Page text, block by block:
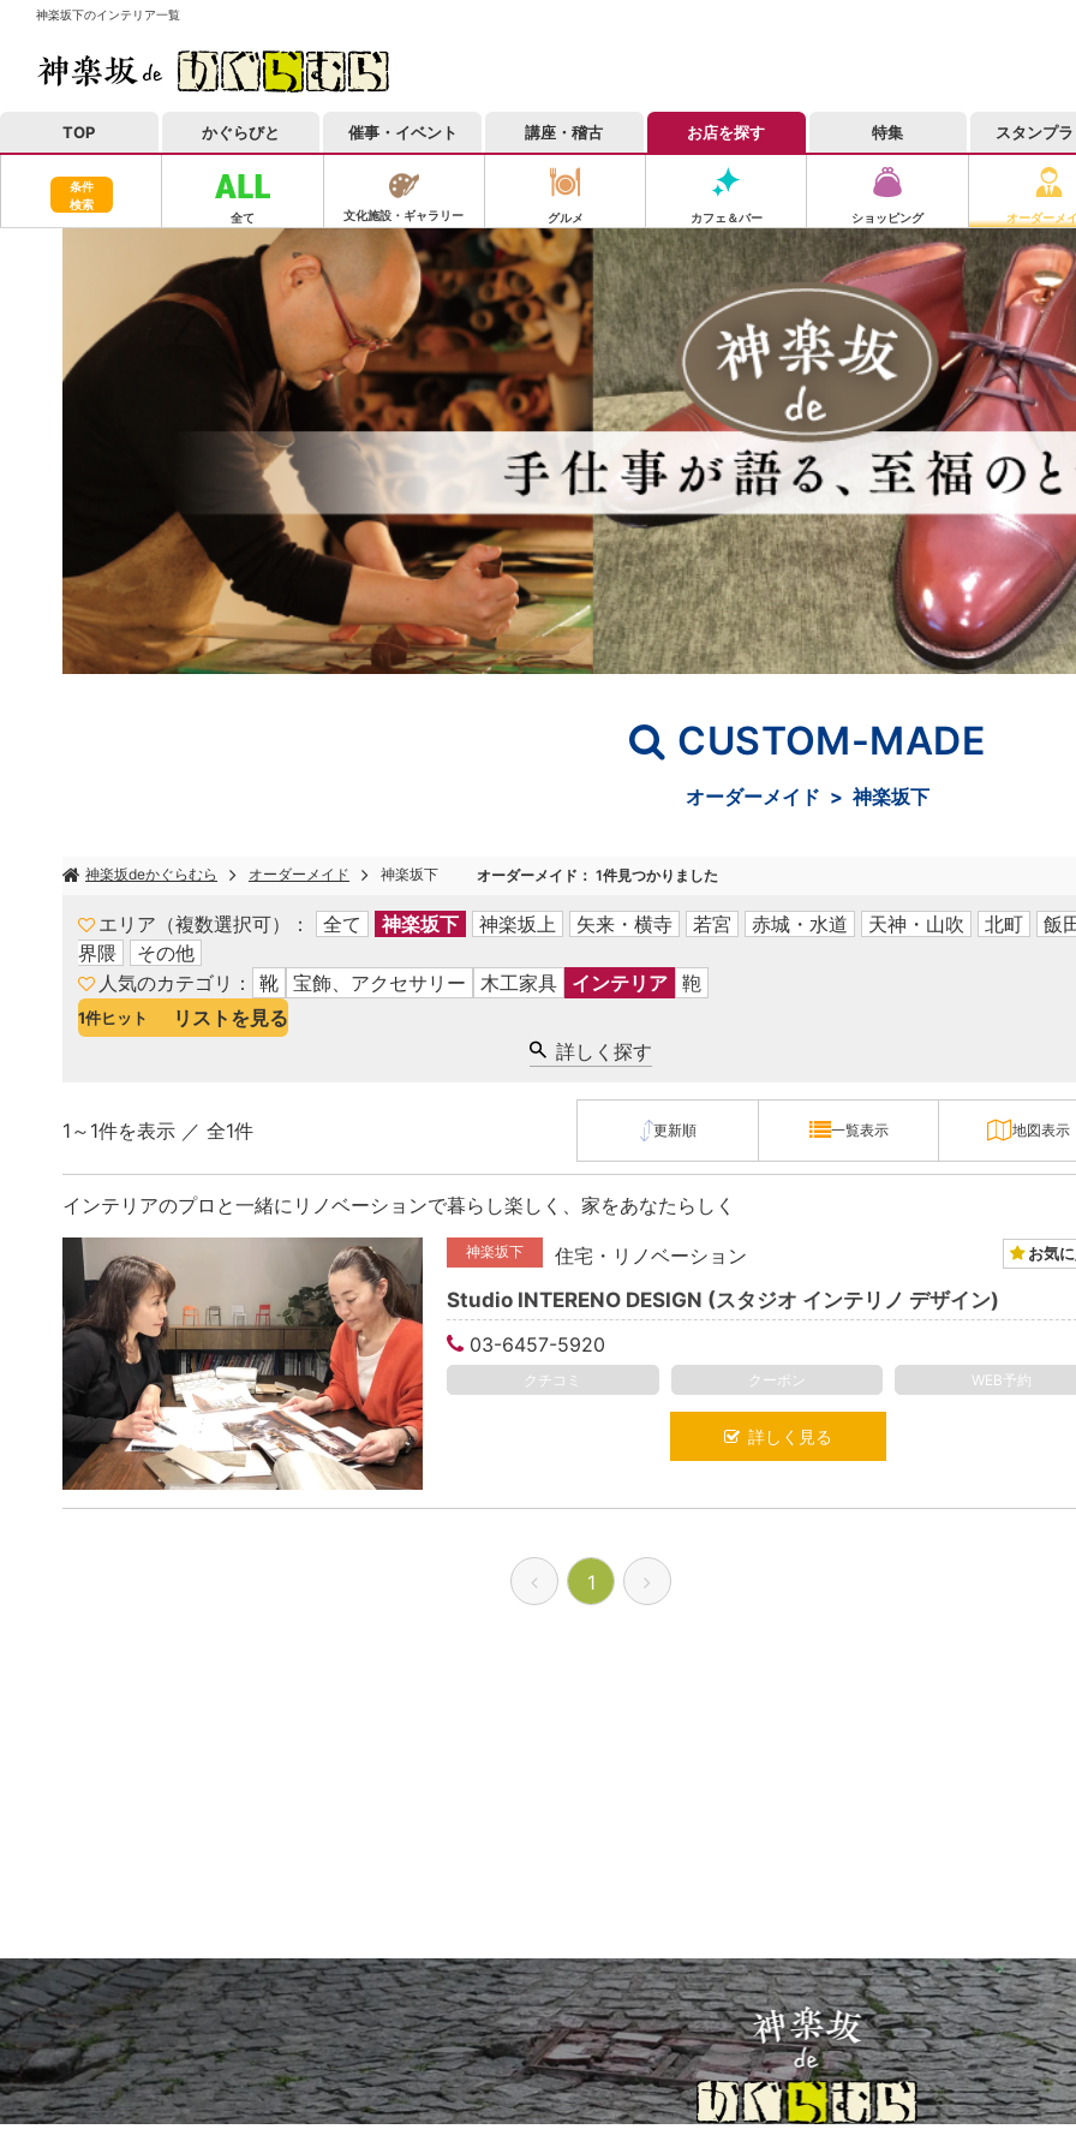
神楽坂下のインテリア一覧
TOP かぐらびと 催事・イベント 講座・稽古 お店を探す 特集 スタンプ
条件
検索
全て
文化施設・ギャラリー グルメ カフェ＆バー ショッピング オーダーメ
CUSTOM-MADE
オーダーメイド > 神楽坂下
神楽坂deかぐらむら オーダーメイド 神楽坂下 オーダーメイド ： 1件見つかりました
エリア（複数選択可） 全て 神楽坂下 神楽坂上 矢来・横寺 若宮 赤城・水道 天神・山吹 北町
飯
界隈
その他
人気のカテゴリ
靴 宝飾、アクセサリー 木工家具 インテリア 鞄
1件ヒット
リストを見る
詳しく探す
1～1件を表示 ／ 全1件 更新順 一覧表示 地図表示
インテリアのプロと一緒にリノベーションで暮らし楽しく、家をあなたらしく
神楽坂下 住宅・リノベーション お気
Studio INTERENO DESIGN (スタジオ インテリノ デザイン)
03-6457-5920
クチコミ クーポン WEB予約
詳しく見る
1